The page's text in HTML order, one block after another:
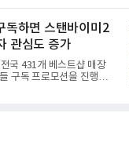
기가와트) 규모의 AI DC를
을 제시하면서다. 이에 따
신사인 KT, LG유플러스를
IT 인프라 기업으로 확장되
르면 회사는 올해 2분기
원, 영업이익 5660억원을
기 대비 0.5%, 영업이익은
독하면 스탠바이미2
관심도 증가
국 431개 베스트샵 매장
구독 프로모션을 진행하고